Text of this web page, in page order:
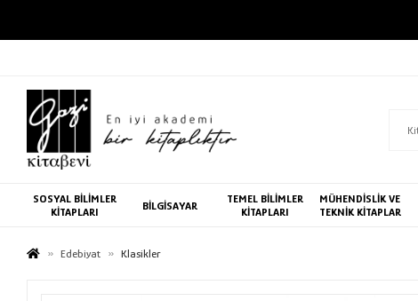
SOSYAL BİLİMLER
KİTAPLARI
BİLGİSAYAR
TEMEL BİLİMLER
KİTAPLARI
MÜHENDİSLİK VE
TEKNİK KİTAPLAR
Edebiyat Klasikler